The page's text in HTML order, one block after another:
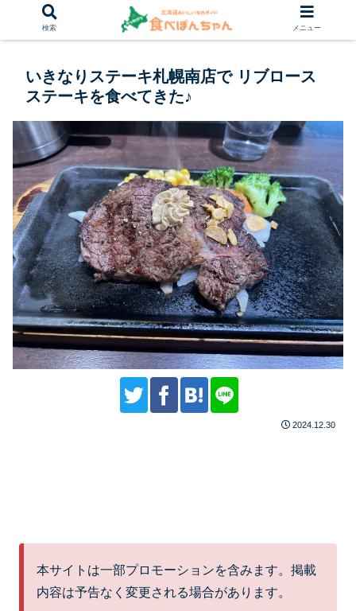
いきなりステーキ札幌南店で リブロース
ステーキを食べてきた♪
2024.12.30
本サイトは一部プロモーションを含みます。掲載
内容は予告なく変更される場合があります。
検索 メニュー